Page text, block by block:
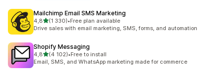
Mailchimp Email SMS Marketing
4,8z 5 hvězd
(1 330)
Celkový počet recenzí: 1330
•Free plan available
Drive sales with email marketing, SMS, forms, and automation
Shopify Messaging
4,8z 5 hvězd
(4 102)
Celkový počet recenzí: 4102
•Free to install
Email, SMS, and WhatsApp marketing made for commerce